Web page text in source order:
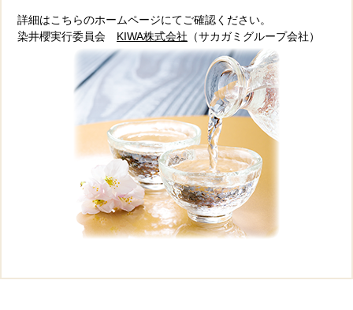
詳細はこちらのホームページにてご確認ください。
染井櫻実行委員会 KIWA株式会社 （サカガミグループ会社）